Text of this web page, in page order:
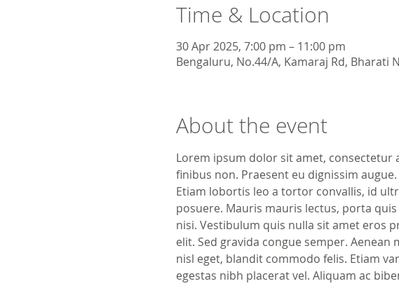
Time & Location
30 Apr 2025, 7:00 pm – 11:00 pm
Bengaluru, No.44/A, Kamaraj Rd, Bharati
About the event
Lorem ipsum dolor sit amet, consectetur
finibus non. Praesent eu dignissim
Etiam lobortis leo a tortor convallis, id
posuere. Mauris mauris lectus, porta
nisi. Vestibulum quis nulla sit amet eros
elit. Sed gravida congue semper.
nisl eget, blandit commodo felis. Etiam
egestas nibh placerat vel. Aliquam ac